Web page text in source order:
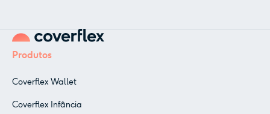
Produtos
Coverflex Wallet
Coverflex Infância